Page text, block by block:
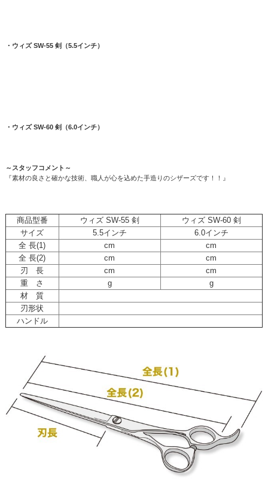
・ウィズ SW-55 剣（5.5インチ）
・ウィズ SW-60 剣（6.0インチ）
～スタッフコメント～
『素材の良さと確かな技術、職人が心を込めた手造りのシザーズです！！』
商品型番 ウィズ SW-55 剣
ウィズ SW-60 剣
サイズ
5.5インチ
6.0インチ
全 長(1)
cm
cm
全 長(2)
cm
cm
刃 長
cm
cm
重 さ
g
g
材 質
刃形状
ハンドル